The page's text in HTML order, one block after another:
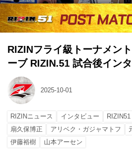
RIZINフライ級トーナメン
ーブ RIZIN.51 試合後イン
2025-10-01
RIZINニュース インタビュー RIZIN51
扇久保博正
アリベク・ガジャマトフ
伊藤裕樹
山本アーセン